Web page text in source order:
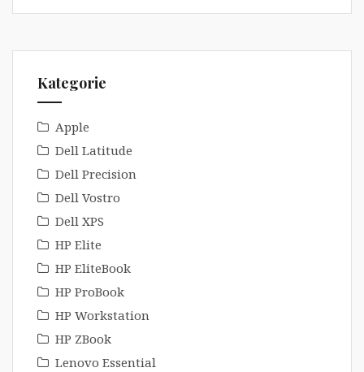
Kategorie
Apple
Dell Latitude
Dell Precision
Dell Vostro
Dell XPS
HP Elite
HP EliteBook
HP ProBook
HP Workstation
HP ZBook
Lenovo Essential